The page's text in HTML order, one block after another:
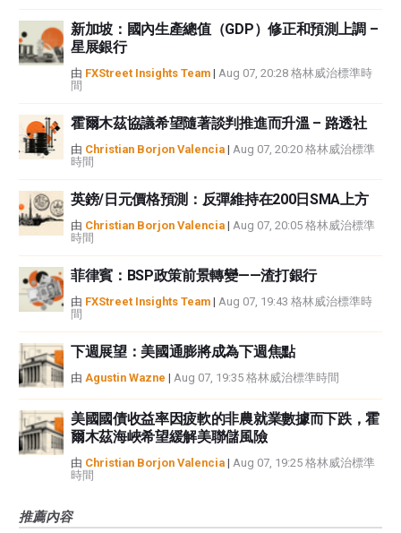
新加坡：國內生產總值（GDP）修正和預測上調 –
星展銀行
由 FXStreet Insights Team | Aug 07, 20:28 格林威治標準時
間
霍爾木茲協議希望隨著談判推進而升溫 – 路透社
由 Christian Borjon Valencia | Aug 07, 20:20 格林威治標準
時間
英鎊/日元價格預測：反彈維持在200日SMA上方
由 Christian Borjon Valencia | Aug 07, 20:05 格林威治標準
時間
菲律賓：BSP政策前景轉變——渣打銀行
由 FXStreet Insights Team | Aug 07, 19:43 格林威治標準時
間
下週展望：美國通膨將成為下週焦點
由 Agustin Wazne | Aug 07, 19:35 格林威治標準時間
美國國債收益率因疲軟的非農就業數據而下跌，霍
爾木茲海峽希望緩解美聯儲風險
由 Christian Borjon Valencia | Aug 07, 19:25 格林威治標準
時間
推薦內容